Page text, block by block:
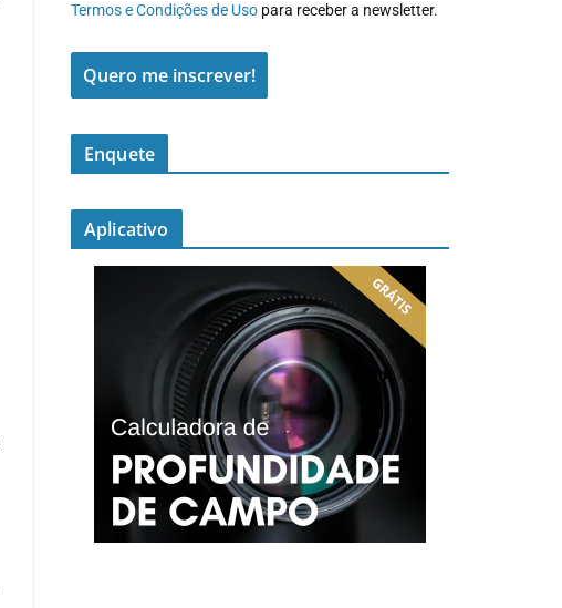
Termos e Condições de Uso para receber a newsletter.
Quero me inscrever!
Enquete
Aplicativo